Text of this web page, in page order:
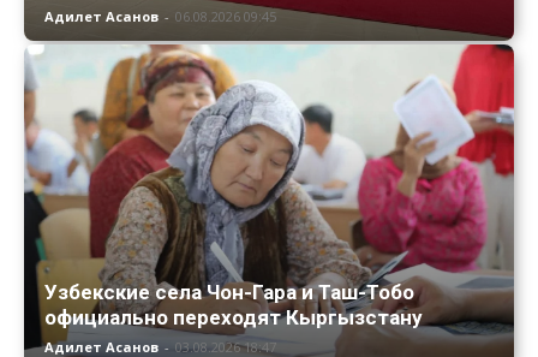
Адилет Асанов - 06.08.2026 09:45
Узбекские села Чон-Гара и Таш-Тобо
официально переходят Кыргызстану
Адилет Асанов - 03.08.2026 18:47